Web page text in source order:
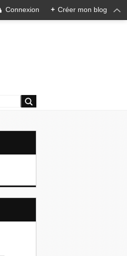
Connexion + Créer mon blog